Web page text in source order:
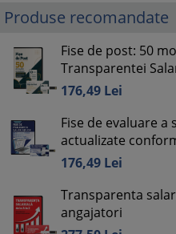
Produse recomandate
Fise de post: 50
Transparentei
176,49 Lei
Fise de evaluare
actualizate
176,49 Lei
Transparenta
angajatori